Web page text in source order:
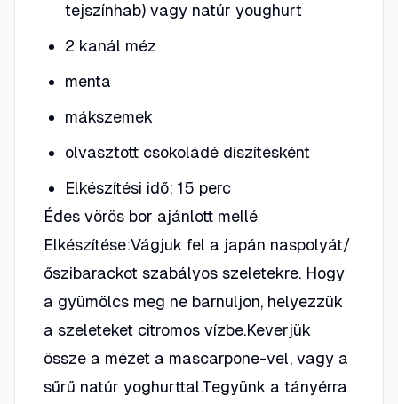
tejszínhab) vagy natúr youghurt
2 kanál méz
menta
mákszemek
olvasztott csokoládé díszítésként
Elkészítési idő: 15 perc
Édes vörös bor ajánlott mellé
Elkészítése:Vágjuk fel a japán naspolyát/
őszibarackot szabályos szeletekre. Hogy
a gyümölcs meg ne barnuljon, helyezzük
a szeleteket citromos vízbe.Keverjük
össze a mézet a mascarpone-vel, vagy a
sűrű natúr yoghurttal.Tegyünk a tányérra